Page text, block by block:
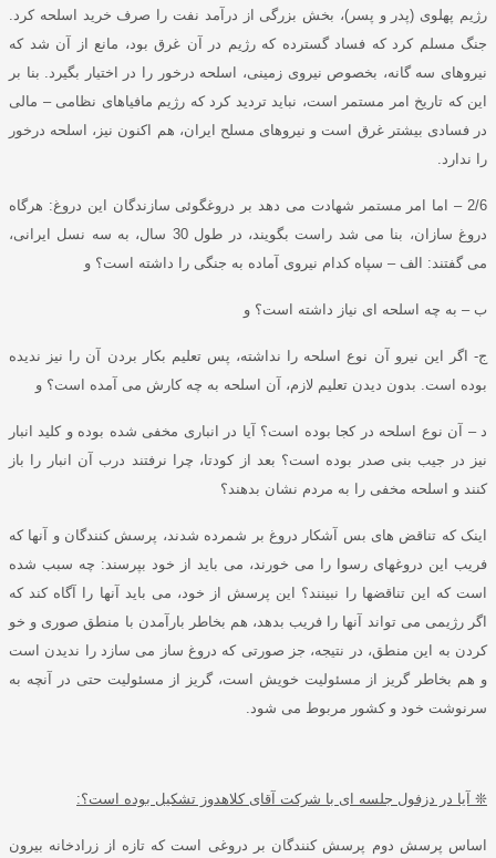
رژیم پهلوی (پدر و پسر)، بخش بزرگی از درآمد نفت را صرف خرید اسلحه کرد
جنگ مسلم کرد که فساد گسترده که رژیم در آن غرق بود، مانع از آن شد که
نیروهای سه گانه، بخصوص نیروی زمینی، اسلحه درخور را در اختیار بگیرد
بنا بر
این که تاریخ امر مستمر است، نباید تردید کرد که رژیم مافیاهای نظامی – مالی
در فسادی بیشتر غرق است و نیروهای مسلح ایران، هم اکنون نیز، اسلحه درخور
را ندارد
2/6
– اما امر مستمر شهادت می دهد بر دروغگوئی سازندگان این دروغ: هرگاه
دروغ سازان، بنا می شد راست بگویند، در طول30 سال، به سه نسل ایرانی،
می گفتند : الف – سپاه کدام نیروی آماده به جنگی را داشته است؟ و
ب– به چه اسلحه ای نیاز داشته است؟ و
ج- اگر این نیرو
آن نوع اسلحه را نداشته، پس تعلیم بکار بردن آن را نیز ندیده
بوده است
بدون دیدن تعلیم لازم، آن اسلحه به چه کارش می آمده است؟ و
د– آن نوع اسلحه در کجا بوده است؟ آیا در انباری مخفی شده بوده و کلید انبار
نیز در جیب بنی صدر بوده است؟ بعد از کودتا، چرا نرفتند درب آن انبار را باز
کنند و اسلحه مخفی را به مردم نشان بدهند؟
اینک که تناقض های بس آشکار دروغ بر شمرده شدند، پرسش کنندگان و آنها که
فریب این دروغهای رسوا را می خورند، می باید از خود بپرسند : چه سبب شده
است که این تناقضها را نبینند؟ این پرسش از خود، می باید آنها را آگاه کند که
اگر رژیمی می تواند آنها را فریب بدهد، هم بخاطر بارآمدن با منطق صوری و خو
کردن به این منطق، در نتیجه، جز صورتی که دروغ ساز می سازد را ندیدن است
و هم بخاطر گریز از مسئولیت خویش است، گریز از مسئولیت حتی در آنچه به
سرنوشت خود و کشور مربوط می شود
❊ آیا در دزفول جلسه ای با شرکت آقای کلاهدوز تشکیل بوده است؟:
اساس پرسش دوم پرسش کنندگان بر دروغی است که تازه از زرادخانه بیرون